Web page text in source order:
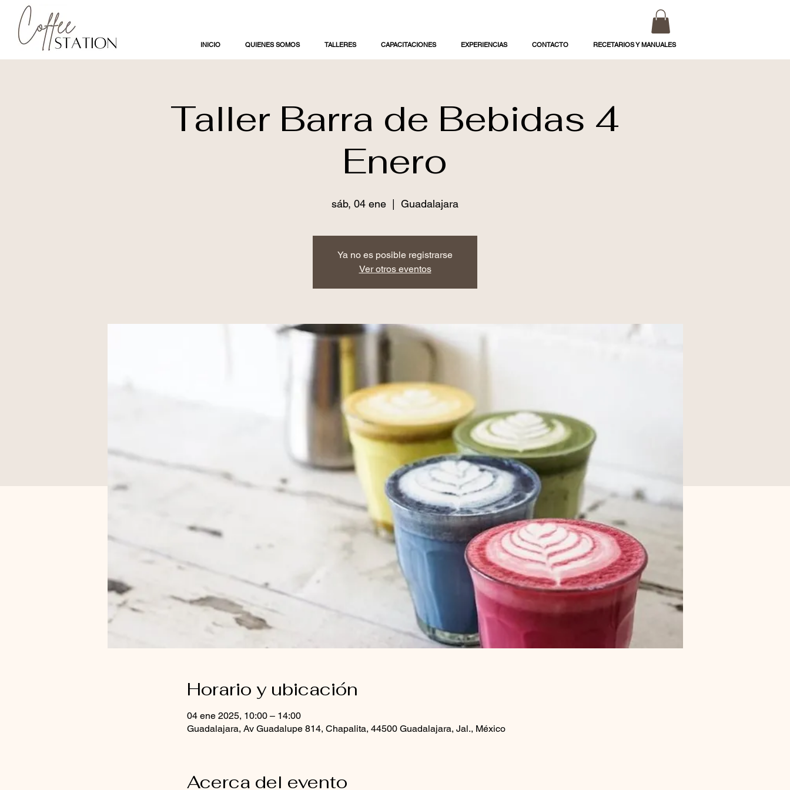
INICIO QUIENES SOMOS TALLERES CAPACITACIONES EXPERIENCIAS CONTACTO RECETARIOS Y MANUALES
Taller Barra de Bebidas 4
Enero
sáb, 04 ene
  |
Guadalajara
Ya no es posible registrarse
Ver otros eventos
Horario y ubicación
04 ene 2025, 10:00 – 14:00
Guadalajara, Av Guadalupe 814, Chapalita, 44500 Guadalajara, Jal., México
Acerca del evento